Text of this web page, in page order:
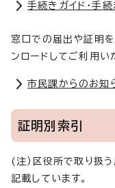
手続きガイド・手
窓口での届出や証明
ンロードしてご利用い
市民課からのお知ら
証明別索引
(注）区役所で取り扱
記載しています。